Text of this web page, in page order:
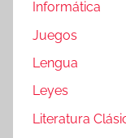
Informática
Juegos
Lengua
Leyes
Literatura